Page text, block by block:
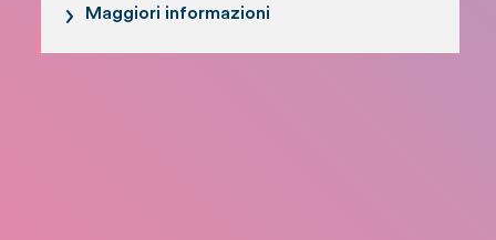
Maggiori informazioni